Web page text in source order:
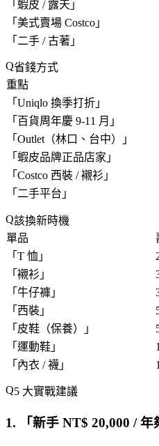
「 蝦皮 / 露天 」
「 美式賣場 Costco 」
「 二手 / 古著 」
省錢方式
重點
「 Uniqlo 換季打折 」
「 百貨周年慶 9-11 月 」
「 Outlet（林口、台中） 」
「 蝦皮品牌正品店家 」
「 Costco 西裝 / 襯衫 」
「 二手平台 」
該換新時機
單品
「 T 恤 」
「 襯衫 」
「 牛仔褲 」
「 西裝 」
「 皮鞋（保養） 」
「 運動鞋 」
「 內衣 / 襪 」
5 大實戰建議
1. 「新手 NT$ 20,000 / 年